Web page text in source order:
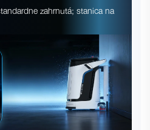
zahrnutá; stanica na